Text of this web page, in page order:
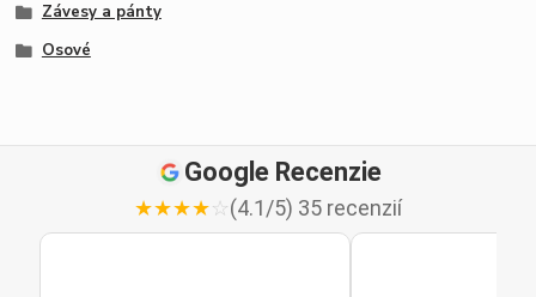
Závesy a pánty
Osové
Google Recenzie
★★★★☆(4.1/5) 35 recenzií